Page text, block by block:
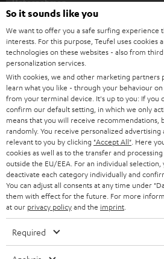
l
d
u
n
g
SOUNDBARS
STEREO
SMART HOME
BLUETOOTH-LAUTSPRECHER
KOPFHÖRER
BLUETOOTH-KOPFHÖRER
STEREOANLAGEN
LAUTSPRECHER
SUPPORT
KARRIERE
PRESSE & MARKETING
GESCHÄFTSKUNDEN
PARTNERPROGRAMM
BLOG
NEWSLETTER
STORES
Teufel Onlineshops
DEUTSCHLAND
ÖSTERREICH
SCHWEIZ
NIEDERLANDE
BELGIEN
FRANKREICH
So it sounds like you
We want to offer you a safe surfing experience
interests. For this purpose, Teufel uses cookies
technologies on these websites - also from
personalization services.
With cookies, we and other marketing partners
learn what you like - through your behaviour
from your terminal device. It's up to you: If you
confirm our default setting, in which we only
means that you will receive recommendations,
randomly. You receive personalized
relevant to you by clicking "Accept All" . Here
cookies as well as to the transfer and
outside the EU/EEA. For an individual selection,
deactivate each category individually and
You can adjust all consents at any time under
them with effect for the future. For more
at our privacy policyand the imprint
Required